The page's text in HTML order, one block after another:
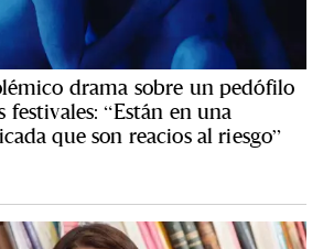
drama sobre un pedófilo
festivales: “Están en una
que son reacios al riesgo”